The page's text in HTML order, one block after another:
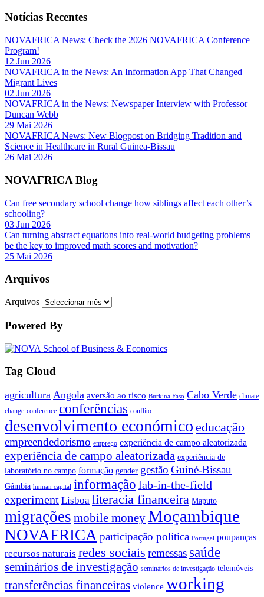
Notícias Recentes
NOVAFRICA News: Check the 2026 NOVAFRICA Conference
Program!
12 Jun 2026
NOVAFRICA in the News: An Information App That Changed
Migrant Lives
02 Jun 2026
NOVAFRICA in the News: Newspaper Interview with Professor
Duncan Webb
29 Mai 2026
NOVAFRICA News: New Blogpost on Bridging Tradition and
Science in Healthcare in Rural Guinea-Bissau
26 Mai 2026
NOVAFRICA Blog
Can free secondary school change how siblings affect each other’s
schooling?
03 Jun 2026
Can turning abstract equations into real-world budgeting problems
be the key to improved math scores and motivation?
25 Mai 2026
Arquivos
Arquivos
Powered By
Tag Cloud
agricultura Angola aversão ao risco Burkina Faso Cabo Verde climate
change conference conferências conflito
desenvolvimento económico educação
empreendedorismo emprego experiência de campo aleatorizada
experiência de campo aleatorizada experiência de
laboratório no campo formação gender gestão Guiné-Bissau
Gâmbia human capital informação lab-in-the-field
experiment Lisboa literacia financeira Maputo
migrações mobile moneyMoçambique
NOVAFRICA participação política Portugal poupanças
recursos naturais redes sociais remessas saúde
seminários de investigação seminários de investigação telemóveis
transferências financeiras violence working